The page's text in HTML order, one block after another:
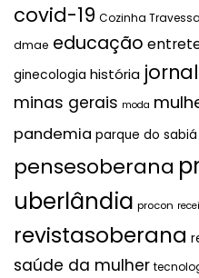
covid-19 Cozinha Travessa
dmae educação
ginecologia história
minas gerais moda
pandemia parque do sabiá
pensesoberana
uberlândia procon
revistasoberana
saúde da mulher